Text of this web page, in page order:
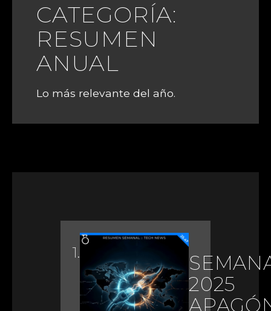
CATEGORÍA:
RESUMEN
ANUAL
Lo más relevante del año.
2025